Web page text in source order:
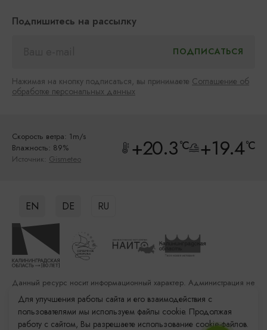
Подпишитесь на рассылку
Нажимая на кнопку подписаться, вы принимаете Соглашение об
обработке персональных данных
Скорость ветра: 1m/s
Влажность: 89%
Источник: Gismeteo +20.3°C +19.4°C
EN DE RU
Данный ресурс носит информационный характер. Администрация не
несет ответственности за качество услуг, предоставленных
сторонними организациями
Разработка сайта: «Решение»
Для улучшения работы сайта и его взаимодействия с
пользователями мы используем файлы cookie. Продолжая
работу с сайтом, Вы разрешаете использование cookie-файлов.